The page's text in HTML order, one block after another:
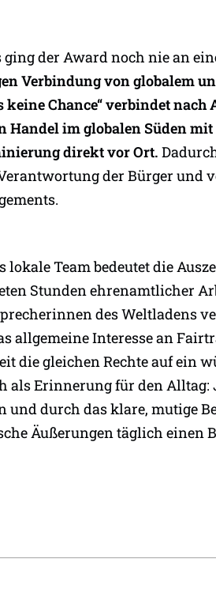
der Award noch nie an
Verbindung von globalem
keine Chance“ verbindet nach
im globalen Süden
direkt vor Ort.
der Bürger und
Team bedeutet die
Stunden ehrenamtlicher
des Weltladens
allgemeine Interesse an
die gleichen Rechte auf ein
als Erinnerung für den Alltag:
durch das klare, mutige
Äußerungen täglich einen